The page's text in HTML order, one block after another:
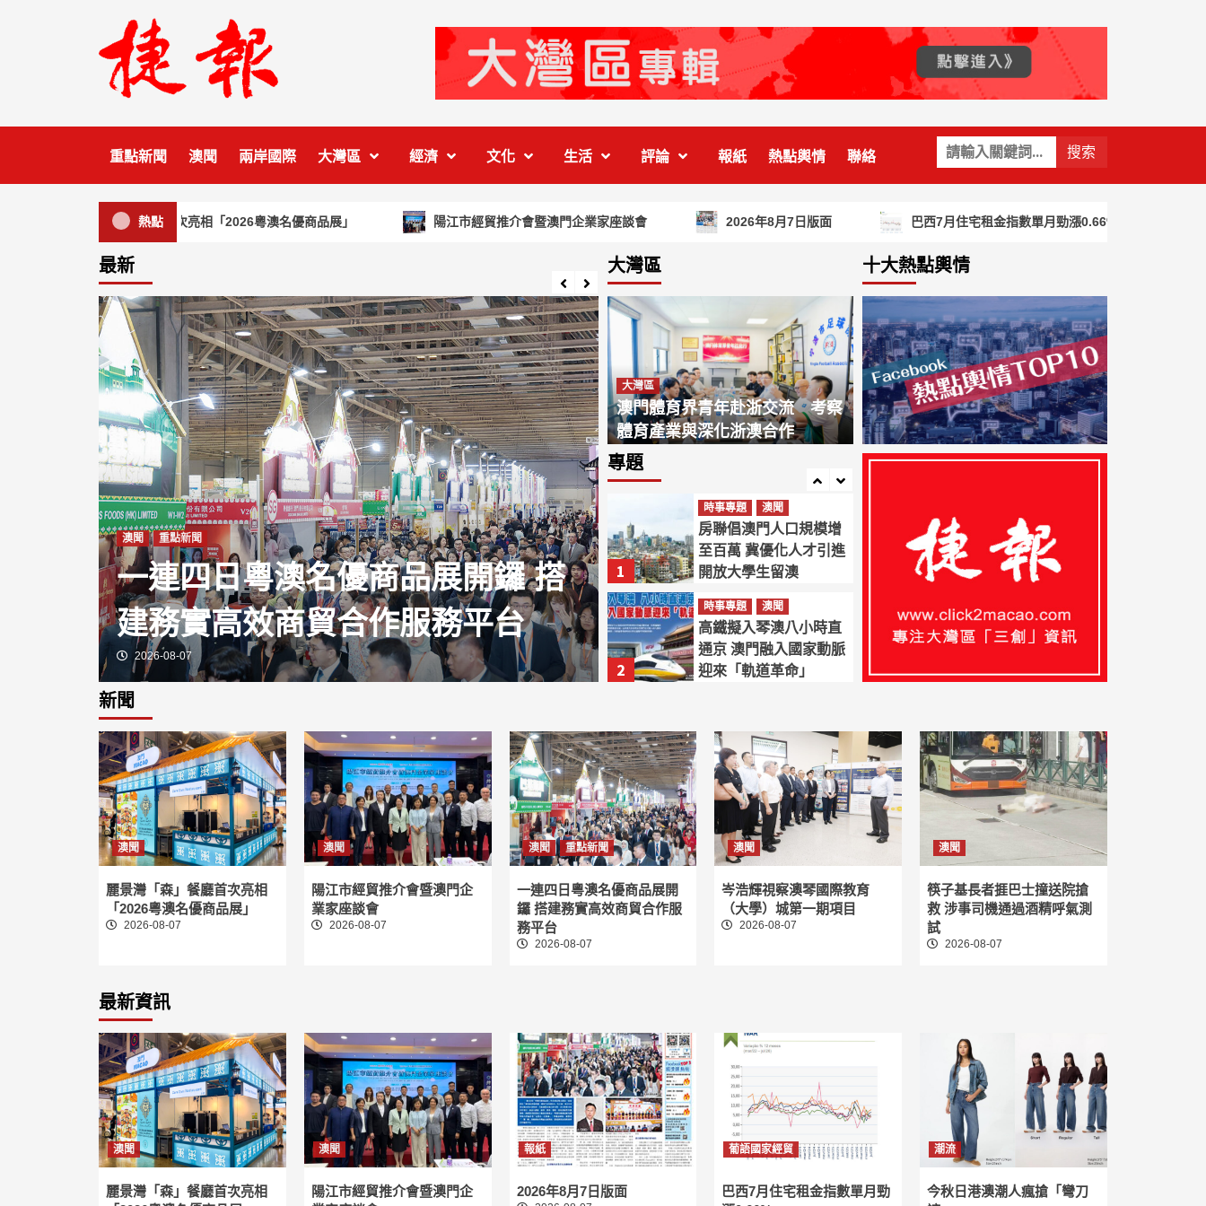
關
鍵
字:
重點新聞 澳聞 兩岸國際 大灣區 經濟 文化 生活 評論 報紙 熱點輿情 聯絡
熱點
麗景灣「森」餐廳首次亮相「2026粵澳名優商品展」 陽江市經貿推介會暨澳門企業家座談會 2026年8月7日版面 巴西7月住宅租金指數單月勁漲0.66%
最新
澳聞 重點新聞
一連四日粵澳名優商品展開鑼 搭
建務實高效商貿合作服務平台
2026-08-07
岑浩輝與閩企代表交流推動互利
共贏 區域協同發展宣介深化合作
提質發展
2026-08-06
大灣區
大灣區
澳門體育界青年赴浙交流 考察
體育產業與深化浙澳合作
連城記
善用政策推動生物醫藥產業更好
發展
2026-08-06
專題
通京 澳門融入國家動脈
3
時事專題
促檢視全澳小販區防火
4
澳門居民超重肥胖問題
嚴峻 衛局：冀抑居民超
重比例上升趨勢
5
時事專題 重點新聞
11間衞星場存續備受社
1
時事專題 澳聞
房聯倡澳門人口規模增
至百萬 冀優化人才引進
開放大學生留澳
2
時事專題 澳聞
高鐵擬入琴澳八小時直
通京 澳門融入國家動脈
迎來「軌道革命」
3
設施 李良汪：提升災害
防禦能力
4
時事專題 澳聞
澳門居民超重肥胖問題
嚴峻 衛局：冀抑居民超
重比例上升趨勢
時事專題 重點新聞
11間衞星場存續備受社
1
至百萬 冀優化人才引進
開放大學生留澳
2
時事專題 澳聞
高鐵擬入琴澳八小時直
通京 澳門融入國家動脈
迎來「軌道革命」
時事專題 澳聞
十大熱點輿情
新聞
澳聞
麗景灣「森」餐廳首次亮相
「2026粵澳名優商品展」
2026-08-07
澳聞
陽江市經貿推介會暨澳門企
業家座談會
2026-08-07
澳聞 重點新聞
一連四日粵澳名優商品展開
鑼 搭建務實高效商貿合作服
務平台
2026-08-07
澳聞
岑浩輝視察澳琴國際教育
（大學）城第一期項目
2026-08-07
澳聞
筷子基長者捱巴士撞送院搶
救 涉事司機通過酒精呼氣測
試
2026-08-07
最新資訊
澳聞
麗景灣「森」餐廳首次亮相
澳聞
陽江市經貿推介會暨澳門企
報紙
2026年8月7日版面
葡語國家經貿
巴西7月住宅租金指數單月勁
潮流
今秋日港澳潮人瘋搶「彎刀